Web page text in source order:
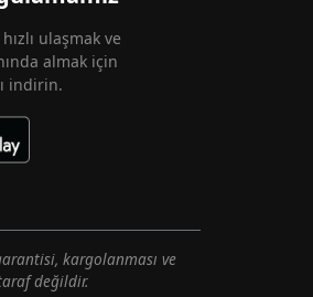
ulaşmak ve
almak için
indirin.
kargolanması ve
değildir.